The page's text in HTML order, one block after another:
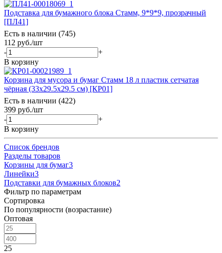
Подставка для бумажного блока Стамм, 9*9*9, прозрачный
[ПЛ41]
Есть в наличии (745)
112 руб./шт
-
+
В корзину
Корзина для мусора и бумаг Стамм 18 л пластик сетчатая
чёрная (33x29.5x29.5 см) [КР01]
Есть в наличии (422)
399 руб./шт
-
+
В корзину
Список брендов
Разделы товаров
Корзины для бумаг3
Линейки3
Подставки для бумажных блоков2
Фильтр по параметрам
Сортировка
По популярности (возрастание)
Оптовая
25